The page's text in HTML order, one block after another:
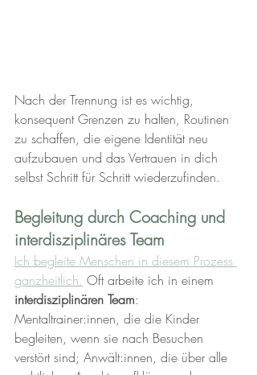
Nach der Trennung ist es wichtig,
konsequent Grenzen zu halten, Routinen
zu schaffen, die eigene Identität neu
aufzubauen und das Vertrauen in dich
selbst Schritt für Schritt wiederzufinden.
Begleitung durch Coaching und
interdisziplinäres Team
Ich begleite Menschen in diesem Prozess
ganzheitlich. Oft arbeite ich in einem
interdisziplinären Team:
Mentaltrainer:innen, die die Kinder
begleiten, wenn sie nach Besuchen
verstört sind; Anwält:innen, die über alle